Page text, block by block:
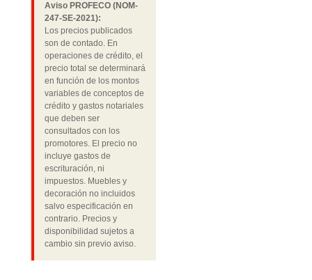
Aviso PROFECO (NOM-
247-SE-2021):
Los precios publicados
son de contado. En
operaciones de crédito, el
precio total se determinará
en función de los montos
variables de conceptos de
crédito y gastos notariales
que deben ser
consultados con los
promotores. El precio no
incluye gastos de
escrituración, ni
impuestos. Muebles y
decoración no incluidos
salvo especificación en
contrario. Precios y
disponibilidad sujetos a
cambio sin previo aviso.